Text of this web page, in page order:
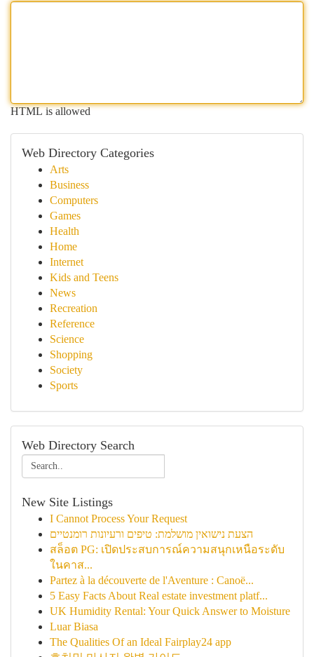
HTML is allowed
Web Directory Categories
Arts
Business
Computers
Games
Health
Home
Internet
Kids and Teens
News
Recreation
Reference
Science
Shopping
Society
Sports
Web Directory Search
New Site Listings
I Cannot Process Your Request
הצעת נישואין מושלמת: טיפים ורעיונות רומנטיים
สล็อต PG: เปิดประสบการณ์ความสนุกเหนือระดับ
ในคาส...
Partez à la découverte de l'Aventure : Canoë...
5 Easy Facts About Real estate investment platf...
UK Humidity Rental: Your Quick Answer to Moisture
Luar Biasa
The Qualities Of an Ideal Fairplay24 app